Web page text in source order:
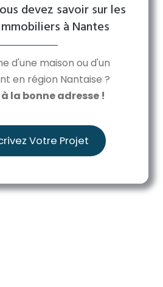
devez savoir sur les
à Nantes
d'une maison ou d'un
en région Nantaise ?
la bonne adresse !
Votre Projet